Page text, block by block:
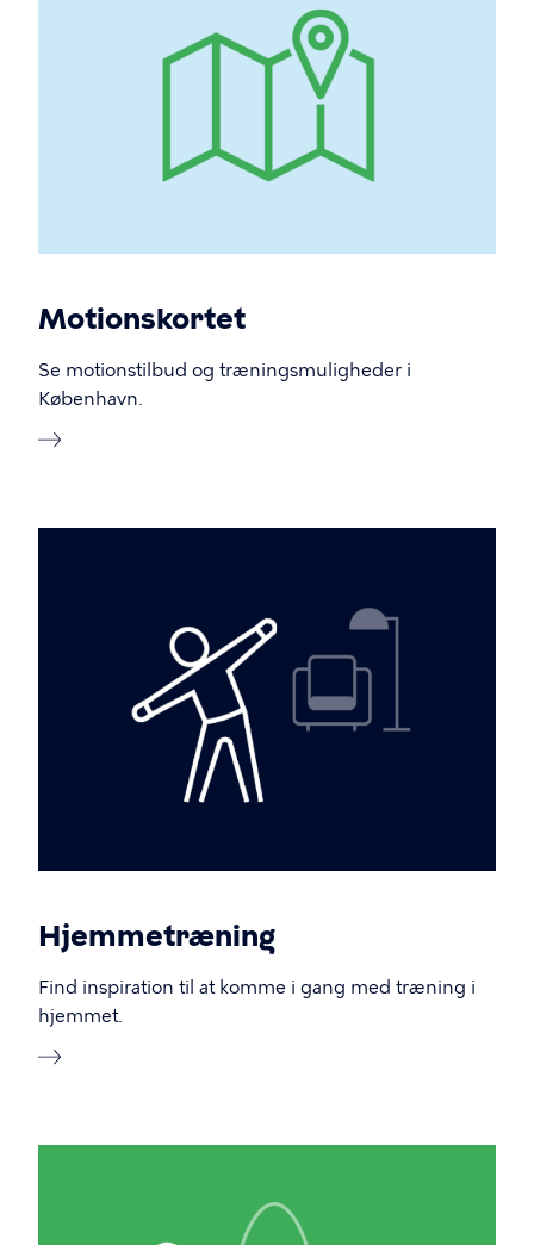
Motionskortet
Se motionstilbud og træningsmuligheder i
København.
Hjemmetræning
Find inspiration til at komme i gang med træning i
hjemmet.